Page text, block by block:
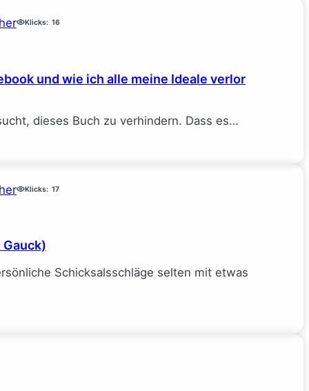
Klicks: 16
und wie ich alle meine Ideale verlor
dieses Buch zu verhindern. Dass es…
Klicks: 17
Schicksalsschläge selten mit etwas